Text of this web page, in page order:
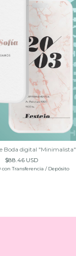
Boda digital "Minimalista"
$88.46 USD
con Transferencia / Depósito